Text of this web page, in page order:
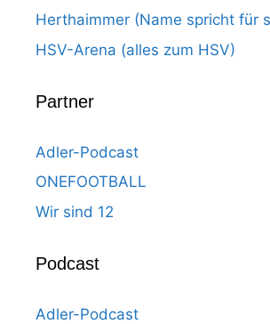
Herthaimmer (Name spricht für
HSV-Arena (alles zum HSV)
Partner
Adler-Podcast
ONEFOOTBALL
Wir sind 12
Podcast
Adler-Podcast